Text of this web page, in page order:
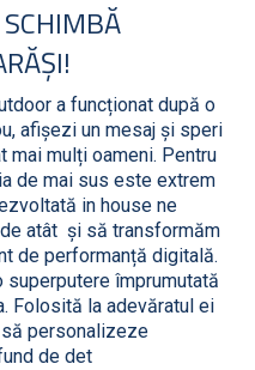
a funcționat după o
afișezi un mesaj și speri
mai mulți oameni. Pentru
de mai sus este extrem
in house ne
atât și să transformăm
de performanță digitală.
superputere împrumutată
Folosită la adevăratul ei
personalizeze
de det